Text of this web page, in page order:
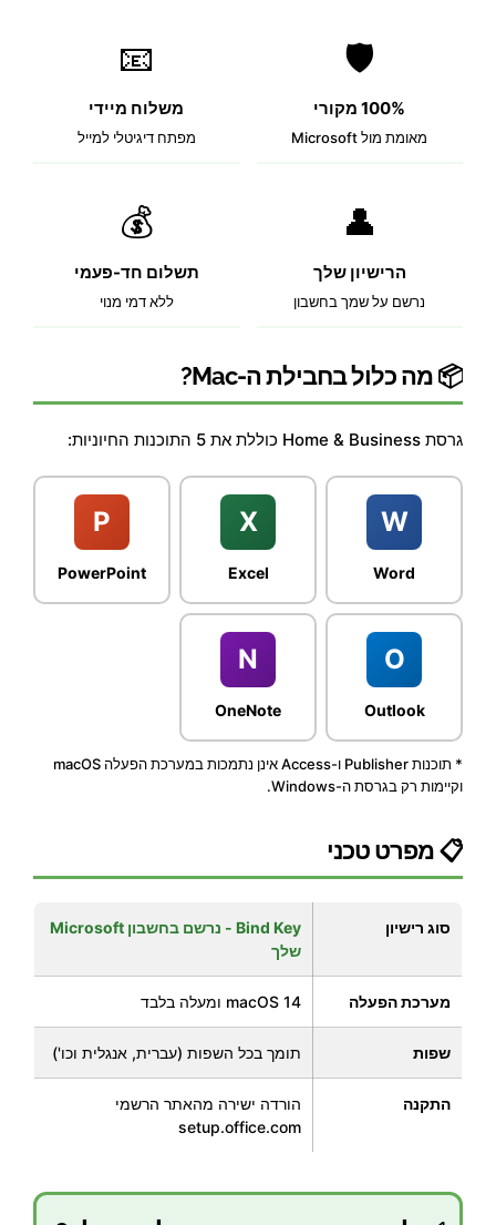
🛡️
100% מקורי
מאומת מול Microsoft
📧
משלוח מיידי
מפתח דיגיטלי למייל
👤
הרישיון שלך
נרשם על שמך בחשבון
💰
תשלום חד-פעמי
ללא דמי מנוי
📦 מה כלול בחבילת ה-Mac?
גרסת Home & Business כוללת את 5 התוכנות החיוניות:
W
Word
X
Excel
P
PowerPoint
O
Outlook
N
OneNote
* תוכנות Publisher ו-Access אינן נתמכות במערכת הפעלה macOS
וקיימות רק בגרסת ה-Windows.
📋 מפרט טכני
סוג רישיון
Bind Key - נרשם בחשבון Microsoft
שלך
מערכת הפעלה macOS 14 ומעלה בלבד
שפות תומך בכל השפות (עברית, אנגלית וכו')
התקנה
הורדה ישירה מהאתר הרשמי
setup.office.com